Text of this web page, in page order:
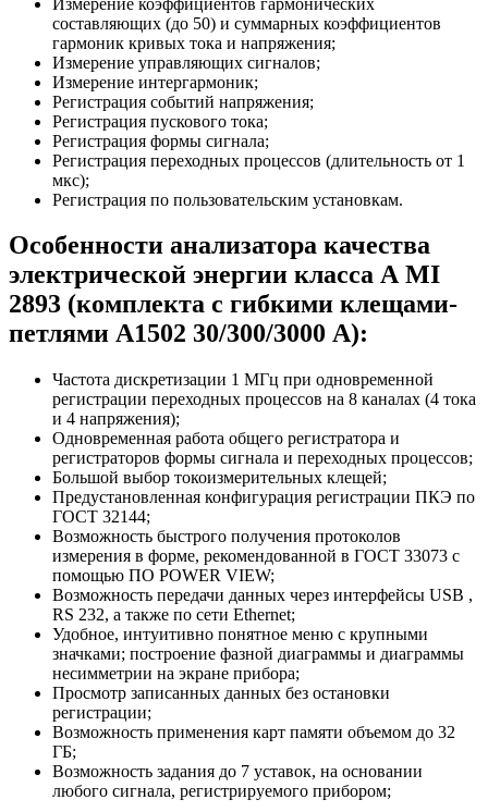
составляющих (до 50) и суммарных коэффициентов
гармоник кривых тока и напряжения;
Измерение управляющих сигналов;
Измерение интергармоник;
Регистрация событий напряжения;
Регистрация пускового тока;
Регистрация формы сигнала;
Регистрация переходных процессов (длительность от 1
мкс);
Регистрация по пользовательским установкам.
Особенности анализатора качества
электрической энергии класса А MI
2893 (комплекта с гибкими клещами-
петлями А1502 30/300/3000 А):
Частота дискретизации 1 МГц при одновременной
регистрации переходных процессов на 8 каналах (4 тока
и 4 напряжения);
Одновременная работа общего регистратора и
регистраторов формы сигнала и переходных процессов;
Большой выбор токоизмерительных клещей;
Предустановленная конфигурация регистрации ПКЭ по
ГОСТ 32144;
Возможность быстрого получения протоколов
измерения в форме, рекомендованной в ГОСТ 33073 с
помощью ПО POWER VIEW;
Возможность передачи данных через интерфейсы USB ,
RS 232, а также по сети Ethernet;
Удобное, интуитивно понятное меню с крупными
значками; построение фазной диаграммы и диаграммы
несимметрии на экране прибора;
Просмотр записанных данных без остановки
регистрации;
Возможность применения карт памяти объемом до 32
ГБ;
Возможность задания до 7 уставок, на основании
любого сигнала, регистрируемого прибором;